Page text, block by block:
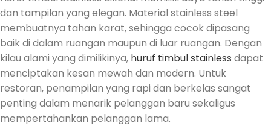
dan tampilan yang elegan. Material stainless steel
membuatnya tahan karat, sehingga cocok dipasang
baik di dalam ruangan maupun di luar ruangan. Dengan
kilau alami yang dimilikinya, huruf timbul stainless dapat
menciptakan kesan mewah dan modern. Untuk
restoran, penampilan yang rapi dan berkelas sangat
penting dalam menarik pelanggan baru sekaligus
mempertahankan pelanggan lama.